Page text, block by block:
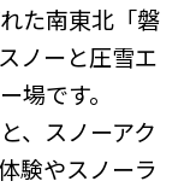
た南東北「磐
ノーと圧雪エ
場です。
、スノーアク
験やスノーラ